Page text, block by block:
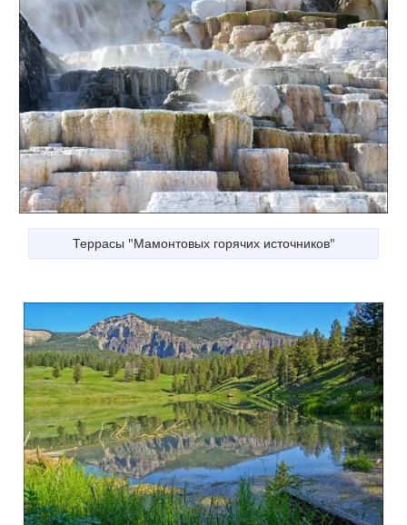
Террасы "Мамонтовых горячих источников"